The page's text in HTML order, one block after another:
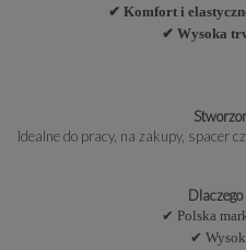
✔ Komfort i
✔ Wysoka
Idealne do pracy, na zakupy, spacer
✔ Polska
✔